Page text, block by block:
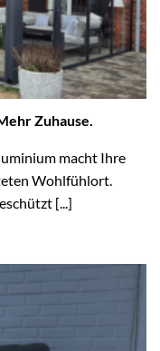
Zuhause.
macht Ihre
Wohlfühlort.
[...]